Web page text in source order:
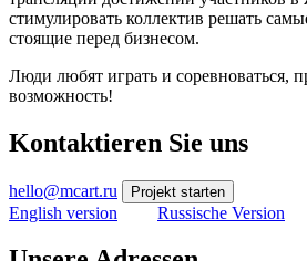
стимулировать коллектив решать
стоящие перед бизнесом.
Люди любят играть и соревноваться,
возможность!
Kontaktieren Sie uns
hello@mcart.ru Projekt starten
English version Russische Version